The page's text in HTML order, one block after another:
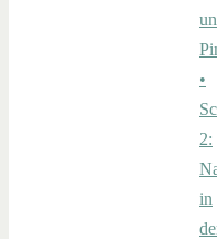
•
2:
in